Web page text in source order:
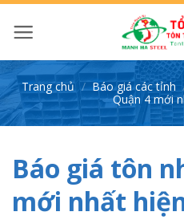
qua
nội
dungTrang chủ / Báo giá các tỉnh
Quận 4 mới
Báo giá tôn
mới nhất